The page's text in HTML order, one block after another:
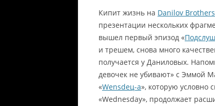
Кипит жизнь на Danilov Brothers
презентации нескольких
вышел первый эпизод «
и трешем, снова много
получается у Даниловых.
девочек не убивают» с Эммой
«Wensdец-а», которую условно
«Wednesday», продолжает